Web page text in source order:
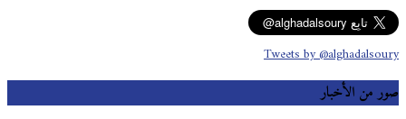
Tweets by @alghadalsoury
صور من الأخبار